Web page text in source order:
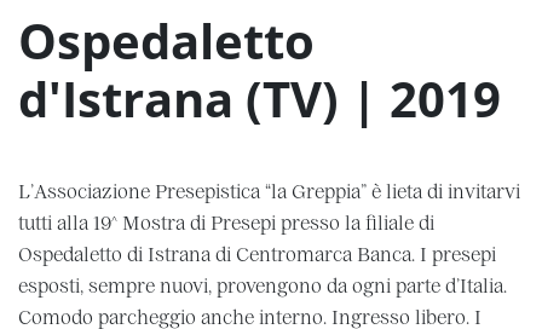
Ospedaletto
d'Istrana (TV) | 2019
L’Associazione Presepistica “la Greppia” è lieta di invitarvi
tutti alla 19^ Mostra di Presepi presso la filiale di
Ospedaletto di Istrana di Centromarca Banca. I presepi
esposti, sempre nuovi, provengono da ogni parte d’Italia.
Comodo parcheggio anche interno. Ingresso libero. I